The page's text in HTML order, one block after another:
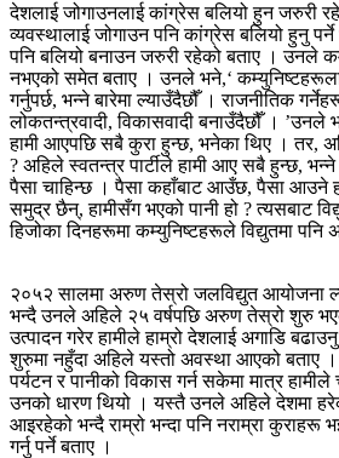
देशलाई जोगाउनलाई कांग्रेस बलियो हुन जरुरी
व्यवस्थालाई जोगाउन पनि कांग्रेस बलियो हुनु
पनि बलियो बनाउन जरुरी रहेको बताए । उनले
नभएको समेत बताए । उनले भने,‘
गर्नुपर्छ, भन्ने बारेमा ल्याउँदैछौँ । राजनीतिक
लोकतन्त्रवादी, विकासवादी बनाउँदैछौँ । ’उनले
हामी आएपछि सबै कुरा हुन्छ, भनेका थिए । तर,
? अहिले स्वतन्त्र पार्टीले हामी आए सबै हुन्छ,
पैसा चाहिन्छ । पैसा कहाँबाट आउँछ, पैसा आउने
समुद्र छैन्, हामीसँग भएको पानी हो ? त्यसबाट
हिजोका दिनहरूमा कम्युनिष्टहरूले विद्युतमा
२०५२ सालमा अरुण तेस्रो जलविद्युत आयोजना
भन्दै उनले अहिले २५ वर्षपछि अरुण तेस्रो शुरु
उत्पादन गरेर हामीले हाम्रो देशलाई अगाडि बढाउनु
शुरुमा नहुँदा अहिले यस्तो अवस्था आएको बताए ।
पर्यटन र पानीको विकास गर्न सकेमा मात्र
उनको धारण थियो । यस्तै उनले अहिले देशमा
आइरहेको भन्दै राम्रो भन्दा पनि नराम्रा कुराहरू
गर्नु पर्ने बताए ।